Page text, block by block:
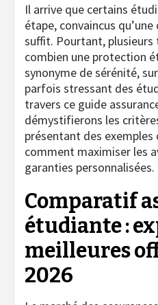
Il arrive que certains
étape, convaincus
suffit. Pourtant,
combien une protection
synonyme de sérénité,
parfois stressant des
travers ce guide
démystifierons les
présentant des
comment maximiser les
garanties personnalisées.
Comparatif
étudiante :
meilleures
2026